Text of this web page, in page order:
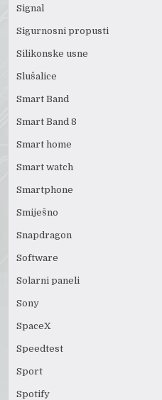
Signal
Sigurnosni propusti
Silikonske usne
Slušalice
Smart Band
Smart Band 8
Smart home
Smart watch
Smartphone
Smiješno
Snapdragon
Software
Solarni paneli
Sony
SpaceX
Speedtest
Sport
Spotify